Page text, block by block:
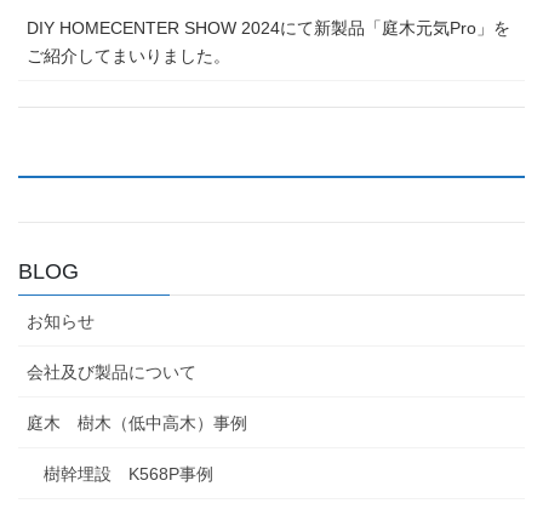
DIY HOMECENTER SHOW 2024にて新製品「庭木元気Pro」を
ご紹介してまいりました。
BLOG
お知らせ
会社及び製品について
庭木 樹木（低中高木）事例
樹幹埋設 K568P事例